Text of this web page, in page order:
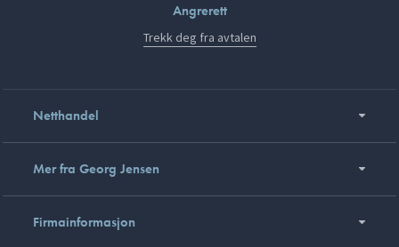
Angrerett
Trekk deg fra avtalen
Netthandel
Mer fra Georg Jensen
Firmainformasjon